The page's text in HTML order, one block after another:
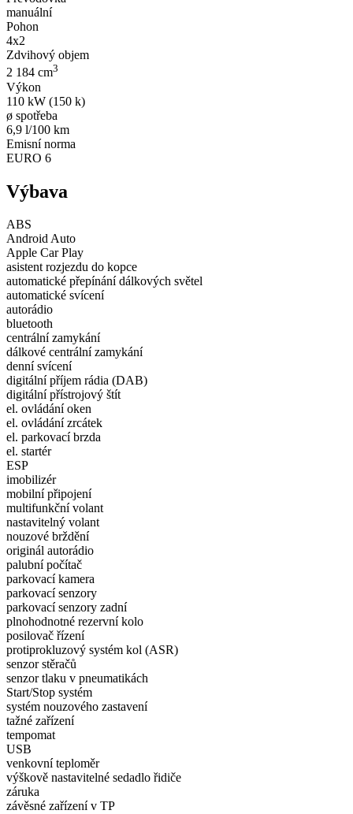
manuální
Pohon
4x2
Zdvihový objem
2 184 cm3
Výkon
110 kW (150 k)
ø spotřeba
6,9 l/100 km
Emisní norma
EURO 6
Výbava
ABS
Android Auto
Apple Car Play
asistent rozjezdu do kopce
automatické přepínání dálkových světel
automatické svícení
autorádio
bluetooth
centrální zamykání
dálkové centrální zamykání
denní svícení
digitální příjem rádia (DAB)
digitální přístrojový štít
el. ovládání oken
el. ovládání zrcátek
el. parkovací brzda
el. startér
ESP
imobilizér
mobilní připojení
multifunkční volant
nastavitelný volant
nouzové brždění
originál autorádio
palubní počítač
parkovací kamera
parkovací senzory
parkovací senzory zadní
plnohodnotné rezervní kolo
posilovač řízení
protiprokluzový systém kol (ASR)
senzor stěračů
senzor tlaku v pneumatikách
Start/Stop systém
systém nouzového zastavení
tažné zařízení
tempomat
USB
venkovní teploměr
výškově nastavitelné sedadlo řidiče
záruka
závěsné zařízení v TP